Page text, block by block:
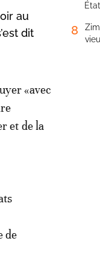
au
dit
«avec
et de la
de
8